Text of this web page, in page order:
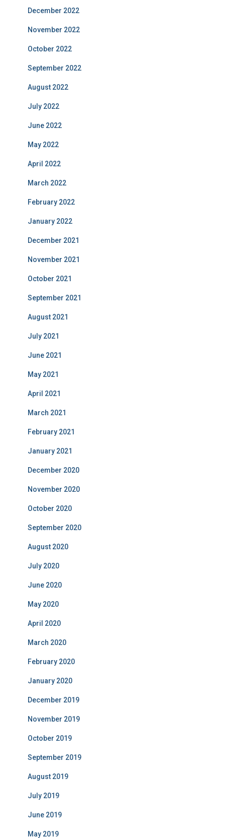
December 2022
November 2022
October 2022
September 2022
August 2022
July 2022
June 2022
May 2022
April 2022
March 2022
February 2022
January 2022
December 2021
November 2021
October 2021
September 2021
August 2021
July 2021
June 2021
May 2021
April 2021
March 2021
February 2021
January 2021
December 2020
November 2020
October 2020
September 2020
August 2020
July 2020
June 2020
May 2020
April 2020
March 2020
February 2020
January 2020
December 2019
November 2019
October 2019
September 2019
August 2019
July 2019
June 2019
May 2019